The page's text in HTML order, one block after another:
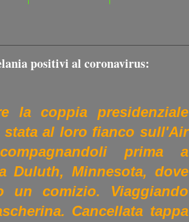
positivi al coronavirus:
la coppia presidenziale
stata al loro fianco sull'Air
prima a
Duluth, Minnesota, dove
un comizio. Viaggiando
Cancellata tappa